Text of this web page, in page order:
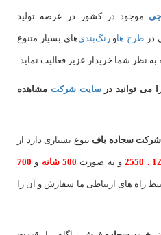
موجود در کشور در عرصه تولید
در طرح هاو
رنگ‌بندی‌ های بسیار متنوع
به نظر شما خریدار عزیز فعالیت نماید.
می توانید درسایت شرکت مشاهده
شرکت سجاده بافتنوع بسیاری دارد از
و به صورت 500 شانه و 700
راه های ارتباطی ما سفارش و آن را